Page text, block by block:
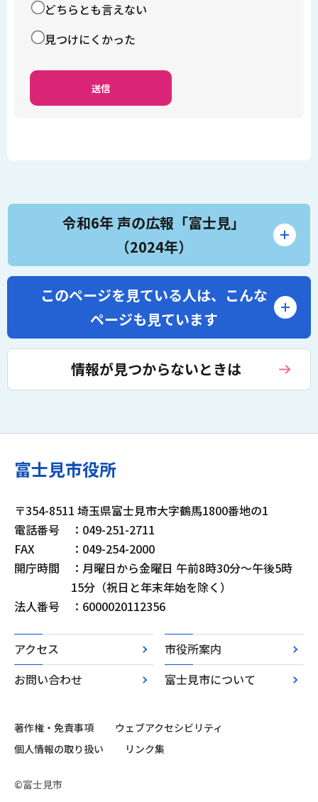
どちらとも言えない
見つけにくかった
令和6年 声の広報「富士見」
（2024年）
このページを見ている人は、 こんな
ページも見ています
情報が見つからないときは
富士見市役所
〒354-8511 埼玉県富士見市大字鶴馬1800番地の1
電話番号
：049-251-2711
FAX
：049-254-2000
開庁時間
：月曜日から金曜日 午前8時30分～午後5時
15分（祝日と年末年始を除く）
法人番号
：6000020112356
アクセス
市役所案内
お問い合わせ
富士見市について
著作権・免責事項
ウェブアクセシビリティ
個人情報の取り扱い
リンク集
©富士見市